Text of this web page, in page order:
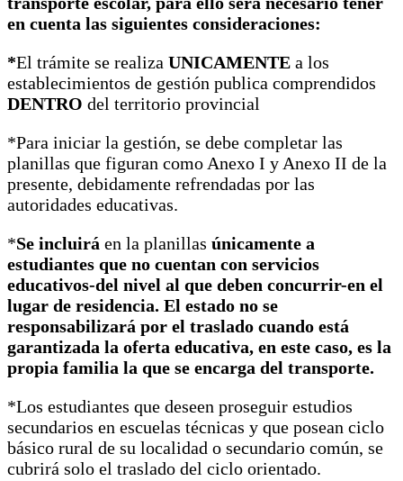
en cuenta las siguientes consideraciones:
*El trámite se realiza UNICAMENTE a los
establecimientos de gestión publica comprendidos
DENTRO del territorio provincial
*Para iniciar la gestión, se debe completar las
planillas que figuran como Anexo I y Anexo II de la
presente, debidamente refrendadas por las
autoridades educativas.
*Se incluirá en la planillas únicamente a
estudiantes que no cuentan con servicios
educativos-del nivel al que deben concurrir-en el
lugar de residencia. El estado no se
responsabilizará por el traslado cuando está
garantizada la oferta educativa, en este caso, es la
propia familia la que se encarga del transporte.
*Los estudiantes que deseen proseguir estudios
secundarios en escuelas técnicas y que posean ciclo
básico rural de su localidad o secundario común, se
cubrirá solo el traslado del ciclo orientado.